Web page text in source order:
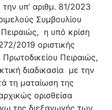
υπ’ αριθμ. 81/2023
Συμβουλίου
η υπό κρίση
2019 οριστικής
Πειραιώς,
διαδικασία με την
τη ματαίωση της
ορισθείσα